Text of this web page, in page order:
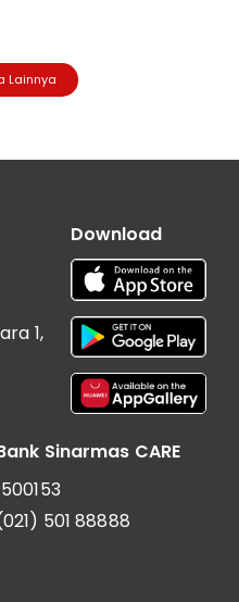
Lainnya
1,
Download
Sinarmas CARE
501 88888